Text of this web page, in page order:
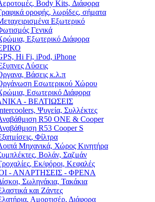
Body Kits, Διάφορα
οροφής, λωρίδες, σήματα
Εξωτερικό
Γενικά
Εξωτερικό Διάφορα
Hi Fi, iPod, iPhone
Λύσεις
Βάσεις κ.λ.π
Εσωτερικού Χώρου
Εσωτερικό Διάφορα
- ΒΕΛΤΙΩΣΕΙΣ
Ψυγεία, Συλλέκτες
R50 ONE & Cooper
R53 Cooper S
Φίλτρα
Μηχανικά, Χώρος Κινητήρα
Βολάν, Σαζμάν
Εκ/φόροι, Κεφαλές
- ΑΝΑΡΤΗΣΕΙΣ - ΦΡΕΝΑ
Σωληνάκια, Τακάκια
και Ζάντες
Αμορτισέρ, Διάφορα